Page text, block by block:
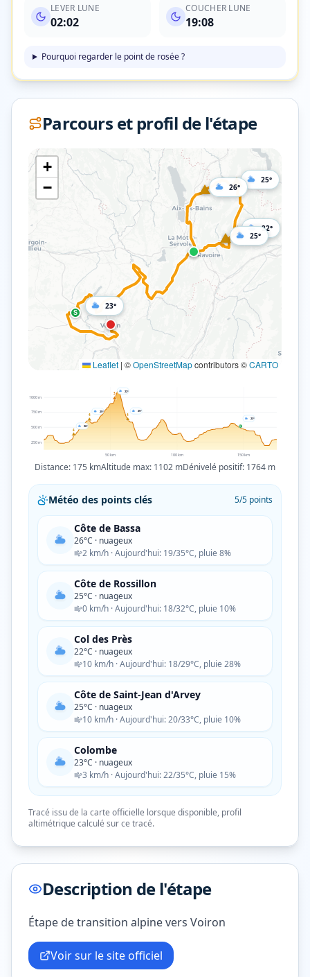
LEVER LUNE
02:02
COUCHER LUNE
19:08
Pourquoi regarder le point de rosée ?
Parcours et profil de l'étape
3
4
S
26°
25°
22°
25°
23°
+
−
Leaflet | ©OpenStreetMapcontributors ©CARTO
250m
500m
750m
1000m
50km 100km 150km
4
4
3
4
S
26°
25°
22°
25°
23°
Distance: 175 kmAltitude max: 1102 mDénivelé positif: 1764 m
Météo des points clés 5/5 points
Côte de Bassa
26°C · nuageux
2 km/h · Aujourd'hui: 19/35°C, pluie 8%
Côte de Rossillon
25°C · nuageux
0 km/h · Aujourd'hui: 18/32°C, pluie 10%
Col des Près
22°C · nuageux
10 km/h · Aujourd'hui: 18/29°C, pluie 28%
Côte de Saint-Jean d'Arvey
25°C · nuageux
10 km/h · Aujourd'hui: 20/33°C, pluie 10%
Colombe
23°C · nuageux
3 km/h · Aujourd'hui: 22/35°C, pluie 15%
Tracé issu de la carte officielle lorsque disponible, profil
altimétrique calculé sur ce tracé.
Description de l'étape
Étape de transition alpine vers Voiron
Voir sur le site officiel